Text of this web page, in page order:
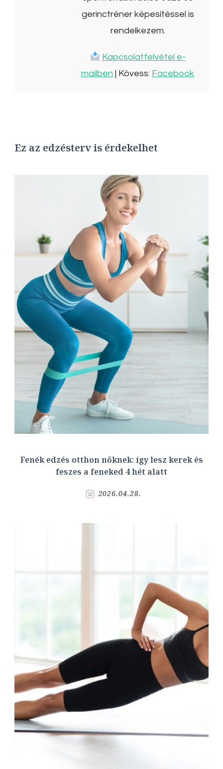
gerinctréner képesítéssel is
rendelkezem.
Kapcsolatfelvétel e-
mailben | Kövess: Facebook
Ez az edzésterv is érdekelhet
Fenék edzés otthon nőknek: így lesz kerek és
feszes a feneked 4 hét alatt
2026.04.28.